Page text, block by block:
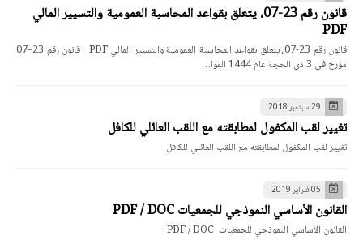
قانون رقم 23-07، يتعلق بقواعد المحاسبة العمومية والتسيير المالي
PDF
قانون رقم 23-07، يتعلق بقواعد المحاسبة العمومية والتسيير المالي PDF قانون رقم 23–07
مؤرخ في 3 ذي الحجة عام 1444 الموا…
29 سبتمبر 2018
تغيير لقب المكفول لمطابقته مع اللقب العائلي للكافل
تغيير لقب المكفول لمطابقته مع اللقب العائلي للكافل
05 فبراير 2019
القانون الأساسي النموذجي للجمعيات PDF / DOC
القانون الأساسي النموذجي للجمعيات PDF / DOC